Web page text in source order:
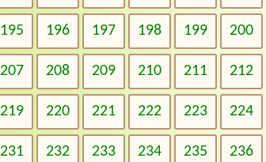
195 196 197 198 199 200
207 208 209 210 211 212
219 220 221 222 223 224
231 232 233 234 235 236